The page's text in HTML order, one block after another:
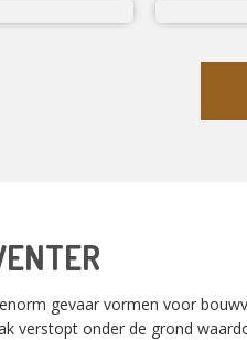
gevaar vormen voor
verstopt onder de grond